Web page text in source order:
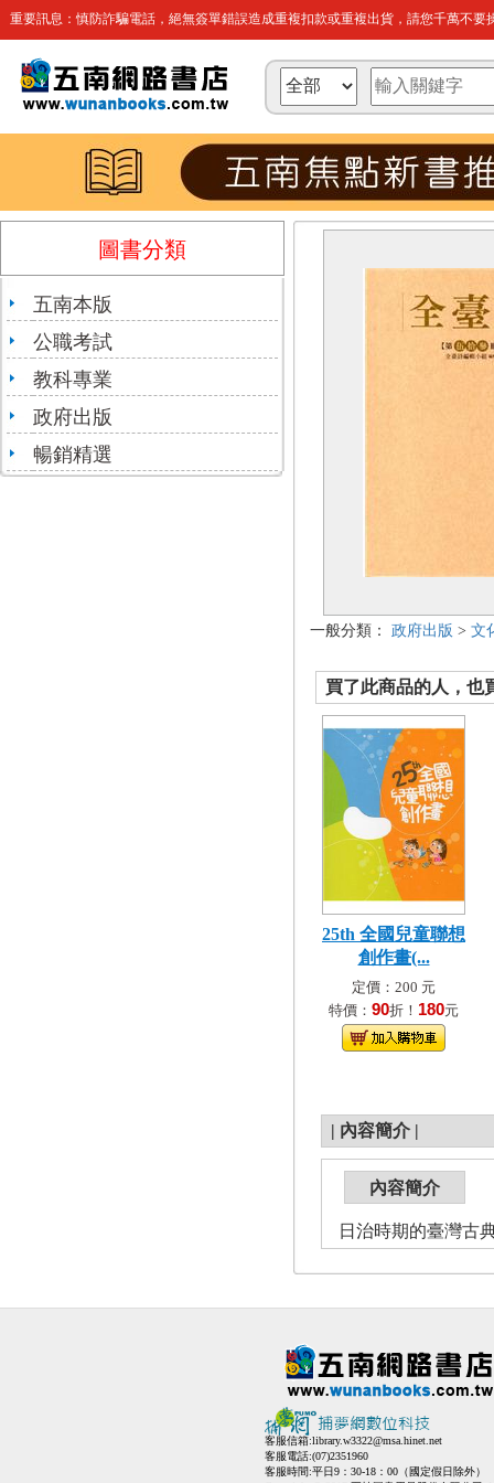
重要訊息：慎防詐騙電話，絕無簽單錯誤造成重複扣款或重複出貨，請您千萬不要
圖書分類
五南本版
公職考試
教科專業
政府出版
暢銷精選
一般分類： 政府出版 > 文
買了此商品的人，也
25th 全國兒童聯想
創作畫(...
定價：200 元
特價： 90折！ 180元
| 內容簡介 |
內容簡介
日治時期的臺灣古
客服信箱:library.w3322@msa.hinet.net
客服電話:(07)2351960
客服時間:平日9：30-18：00（國定假日除外）